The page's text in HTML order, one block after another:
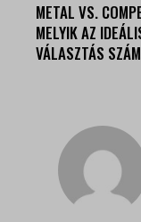
METAL VS.
MELYIK AZ
VÁLASZTÁS